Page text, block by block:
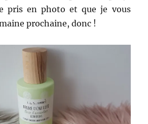
pris en photo et que je vous
prochaine, donc !